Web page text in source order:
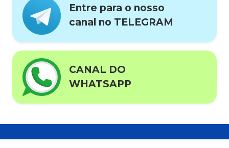
Entre para o nosso
canal no TELEGRAM
CANAL DO
WHATSAPP